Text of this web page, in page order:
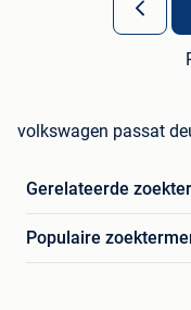
volkswagen passat
Gerelateerde
Populaire